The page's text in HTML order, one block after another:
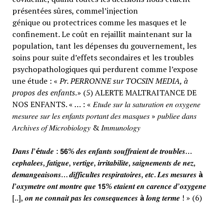
présentées sûres, commel’injection
génique ou protectrices comme les masques et le
confinement. Le coût en rejaillit maintenant sur la
population, tant les dépenses du gouvernement, les
soins pour suite d’effets secondaires et les troubles
psychopathologiques qui perdurent comme l’expose
une étude : «Pr. PERRONNE sur TOCSIN MEDIA, à
propos des enfants.» (5) ALERTE MALTRAITANCE DE
NOS ENFANTS. « … : « 𝐸𝑡𝑢𝑑𝑒 𝑠𝑢𝑟 𝑙𝑎 𝑠𝑎𝑡𝑢𝑟𝑎𝑡𝑖𝑜𝑛 𝑒𝑛 𝑜𝑥𝑦𝑔𝑒𝑛𝑒
𝑚𝑒𝑠𝑢𝑟𝑒𝑒 𝑠𝑢𝑟 𝑙𝑒𝑠 𝑒𝑛𝑓𝑎𝑛𝑡𝑠 𝑝𝑜𝑟𝑡𝑎𝑛𝑡 𝑑𝑒𝑠 𝑚𝑎𝑠𝑞𝑢𝑒𝑠 » 𝑝𝑢𝑏𝑙𝑖𝑒𝑒 𝑑𝑎𝑛𝑠
𝐴𝑟𝑐ℎ𝑖𝑣𝑒𝑠 𝑜𝑓 𝑀𝑖𝑐𝑟𝑜𝑏𝑖𝑜𝑙𝑜𝑔𝑦 & 𝐼𝑚𝑚𝑢𝑛𝑜𝑙𝑜𝑔𝑦
𝑫𝒂𝒏𝒔 𝒍’é𝒕𝒖𝒅𝒆 : 𝟱𝟲% 𝒅𝒆𝒔 𝒆𝒏𝒇𝒂𝒏𝒕𝒔 𝒔𝒐𝒖𝒇𝒇𝒓𝒂𝒊𝒆𝒏𝒕 𝒅𝒆 𝒕𝒓𝒐𝒖𝒃𝒍𝒆𝒔…
𝒄𝒆𝒑𝒉𝒂𝒍𝒆𝒆𝒔, 𝒇𝒂𝒕𝒊𝒈𝒖𝒆, 𝒗𝒆𝒓𝒕𝒊𝒈𝒆, 𝒊𝒓𝒓𝒊𝒕𝒂𝒃𝒊𝒍𝒊𝒕𝒆, 𝒔𝒂𝒊𝒈𝒏𝒆𝒎𝒆𝒏𝒕𝒔 𝒅𝒆 𝒏𝒆𝒛,
𝒅𝒆𝒎𝒂𝒏𝒈𝒆𝒂𝒊𝒔𝒐𝒏𝒔… 𝒅𝒊𝒇𝒇𝒊𝒄𝒖𝒍𝒕𝒆𝒔 𝒓𝒆𝒔𝒑𝒊𝒓𝒂𝒕𝒐𝒊𝒓𝒆𝒔, 𝒆𝒕𝒄. 𝑳𝒆𝒔 𝒎𝒆𝒔𝒖𝒓𝒆𝒔 à
𝒍’𝒐𝒙𝒚𝒎𝒆𝒕𝒓𝒆 𝒐𝒏𝒕 𝒎𝒐𝒏𝒕𝒓𝒆 𝒒𝒖𝒆 𝟭𝟱% 𝒆𝒕𝒂𝒊𝒆𝒏𝒕 𝒆𝒏 𝒄𝒂𝒓𝒆𝒏𝒄𝒆 𝒅’𝒐𝒙𝒚𝒈𝒆𝒏𝒆
[..], 𝒐𝒏 𝒏𝒆 𝒄𝒐𝒏𝒏𝒂𝒊𝒕 𝒑𝒂𝒔 𝒍𝒆𝒔 𝒄𝒐𝒏𝒔𝒆𝒒𝒖𝒆𝒏𝒄𝒆𝒔 à𝒍𝒐𝒏𝒈 𝒕𝒆𝒓𝒎𝒆 ! » (6)